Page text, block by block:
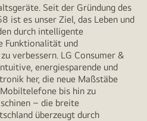
Seit der Gründung des
ist es unser Ziel, das Leben und
durch intelligente
Funktionalität und
verbessern. LG Consumer &
energiesparende und
her, die neue Maßstäbe
bis hin zu
– die breite
überzeugt durch